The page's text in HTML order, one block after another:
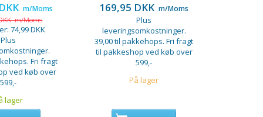
m/Moms
m/Moms
74,99 DKK
Plus
Fri fragt
ved køb over
599,-
lager
169,95 DKK m/Moms
Plus
leveringsomkostninger.
39,00 til pakkehops. Fri fragt
til pakkeshop ved køb over
599,-
På lager